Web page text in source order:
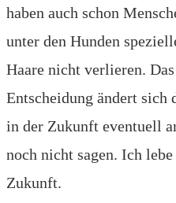
haben auch schon
unter den Hunden
Haare nicht verlieren.
Entscheidung ändert sich
in der Zukunft eventuell
noch nicht sagen. Ich
Zukunft.